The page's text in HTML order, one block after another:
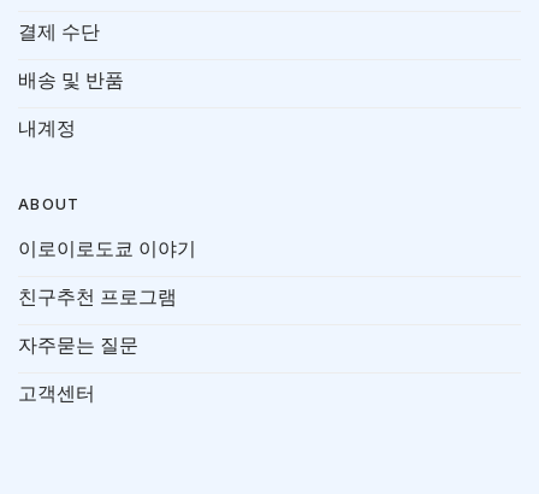
결제 수단
배송 및 반품
내계정
ABOUT
이로이로도쿄 이야기
친구추천 프로그램
자주묻는 질문
고객센터